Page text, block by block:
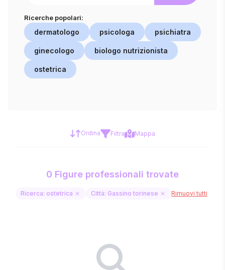
Ricerche popolari:
dermatologo psicologa psichiatra
ginecologo biologo nutrizionista
ostetrica
Ordina Filtra Mappa
0 Figure professionali trovate
Ricerca: ostetrica Città: Gassino torinese Rimuovi tutti